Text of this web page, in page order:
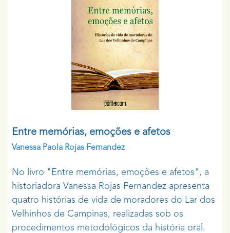
Entre memórias, emoções e afetos
Vanessa Paola Rojas Fernandez
No livro "Entre memórias, emoções e afetos", a
historiadora Vanessa Rojas Fernandez apresenta
quatro histórias de vida de moradores do Lar dos
Velhinhos de Campinas, realizadas sob os
procedimentos metodológicos da história oral.